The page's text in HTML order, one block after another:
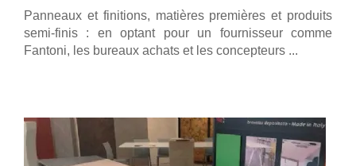
Panneaux et finitions, matières premières et produits
semi-finis : en optant pour un fournisseur comme
Fantoni, les bureaux achats et les concepteurs ...